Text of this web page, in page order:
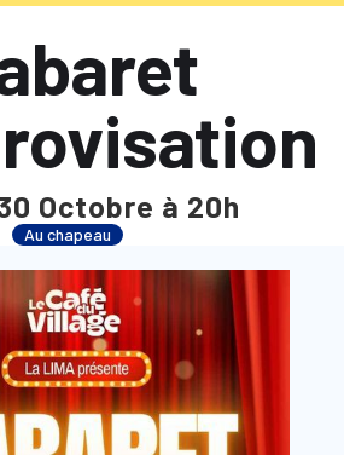
Octobre à 20h
Au chapeau